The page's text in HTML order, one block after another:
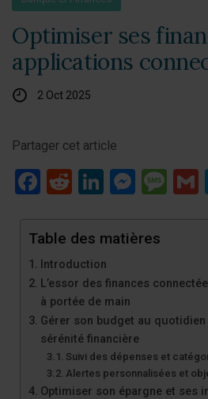
Optimiser ses
applications
2 Oct 2025
Partager cet article
Facebook
RedditLinkedIn
Table des matières
Introduction
L’essor des finances
à portée de main
Gérer son budget au quotidien
sérénité financière
Suivi des dépenses et
Alertes personnalisées et
Optimiser son épargne et ses